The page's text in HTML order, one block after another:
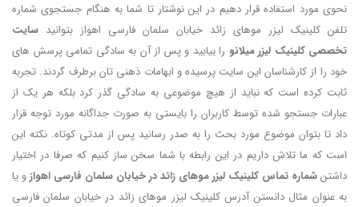
نحوی مورد استفاده قرار دهیم در این نوشتار تا شما به هنگام جستجوی شماره
تلفن کلینیک لیزر موهای زائد خیابان سلمان فارسی اهواز بتوانید سایت
تخصصی کلینیک لیزر میلانو را بیابید و پس از آن به سادگی تمامی پرسش های
خود را از کارشناسان این سایت پرسیده و ابهامات ذهنی تان برطرف گردند. تجربه
ثابت کرده است که نباید از هیچ موضوعی به سادگی گذر کرد بلکه هر یک از
عبارات جستجو شده توسط کاربران را بایستی به صورت جداگانه مورد توجه قرار
داد تا بتوان موضوع مورد بحث را به صدر رسانید پس از مدتی کوتاه. نکته این
است که ما تلاش داریم در این رابطه با شما سخن ساز کنیم که صرفا در اختیار
داشتنشماره تماس کلینیک لیزر موهای زائد در خیابان سلمان فارسی اهوازو یا
به عنوان مثال دانستن آدرس کلینیک لیزر موهای زائد در خیابان سلمان فارسی